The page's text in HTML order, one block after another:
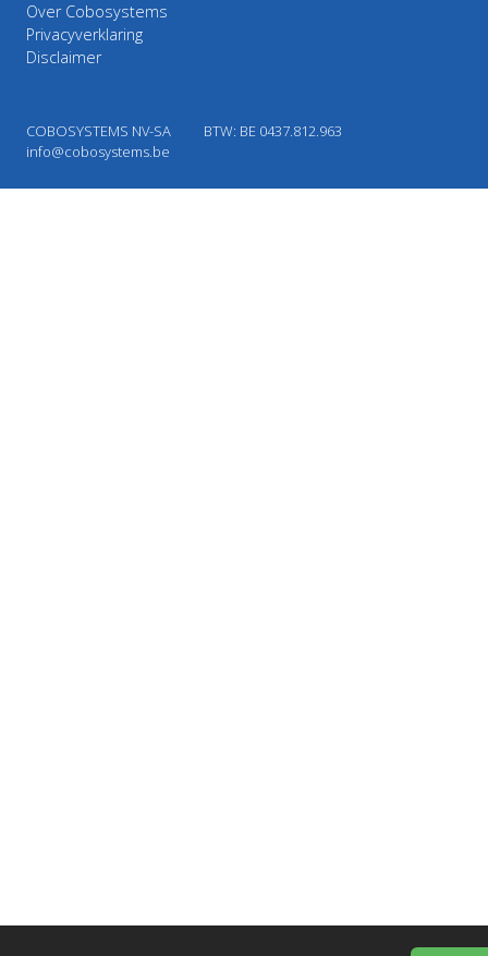
Over Cobosystems
Privacyverklaring
Disclaimer
COBOSYSTEMS NV-SA
BTW: BE 0437.812.963
info@cobosystems.be